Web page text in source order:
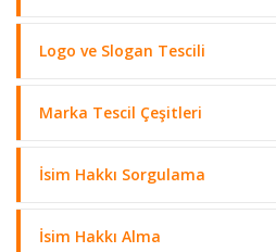
Logo ve Slogan Tescili
Marka Tescil Çeşitleri
İsim Hakkı Sorgulama
İsim Hakkı Alma